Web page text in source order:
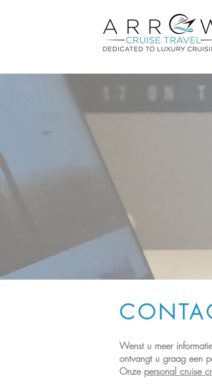
Wenst u meer
ontvangt u graag een
Onze personal cruise